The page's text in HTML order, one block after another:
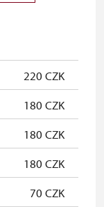
220 CZK
180 CZK
180 CZK
180 CZK
70 CZK